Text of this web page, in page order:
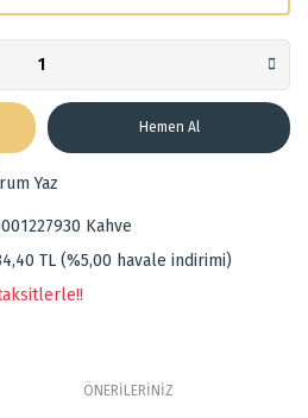
Hemen Al
Yaz
Kahve
TL (%5,00 havale indirimi)
ÖNERİLERİNİZ